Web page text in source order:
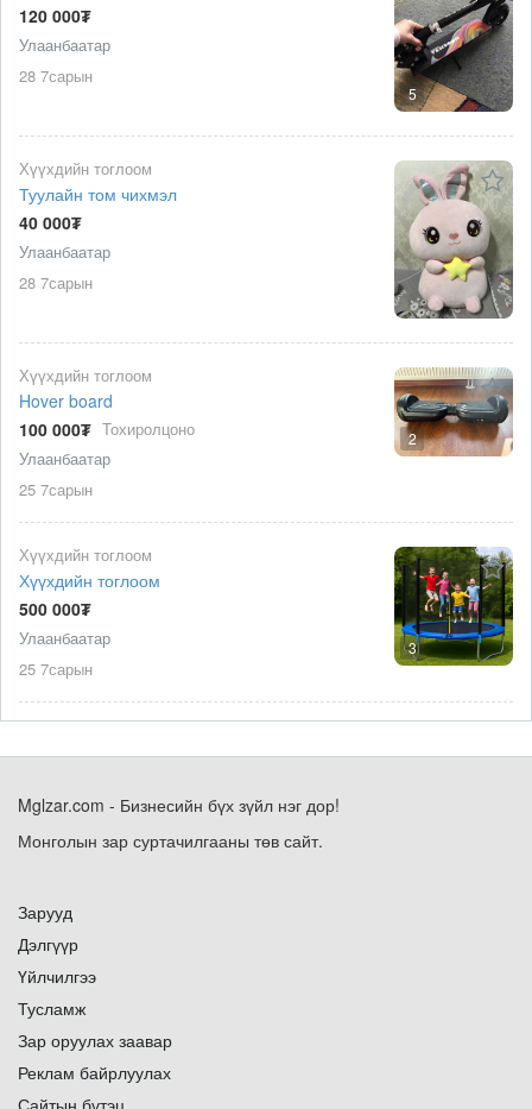
5
120 000₮
Улаанбаатар
28 7сарын
Хүүхдийн тоглоом
Туулайн том чихмэл
40 000₮
Улаанбаатар
28 7сарын
2
Хүүхдийн тоглоом
Hover board
100 000₮ Тохиролцоно
Улаанбаатар
25 7сарын
3
Хүүхдийн тоглоом
Хүүхдийн тоглоом
500 000₮
Улаанбаатар
25 7сарын
Mglzar.com - Бизнесийн бүх зүйл нэг дор!
Монголын зар суртачилгааны төв сайт.
Зарууд
Дэлгүүр
Үйлчилгээ
Тусламж
Зар оруулах заавар
Реклам байрлуулах